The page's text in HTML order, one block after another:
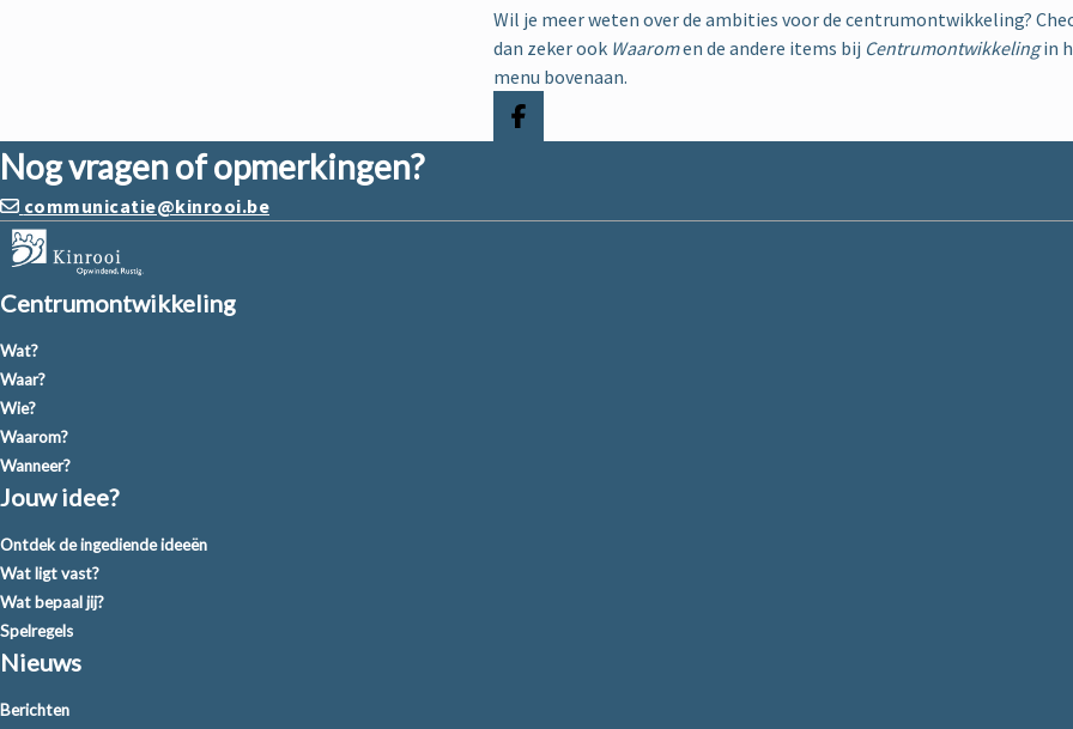
Wil je meer weten over de ambities voor de centrumontwikkeling?
dan zeker ook Waaromen de andere items bij Centrumontwikkelingin
menu bovenaan.
Deel op facebook
Nog vragen of opmerkingen?
communicatie@kinrooi.be
Centrumontwikkeling
Wat?
Waar?
Wie?
Waarom?
Wanneer?
Jouw idee?
Ontdek de ingediende ideeën
Wat ligt vast?
Wat bepaal jij?
Spelregels
Nieuws
Berichten